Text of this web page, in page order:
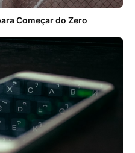
Começar do Zero